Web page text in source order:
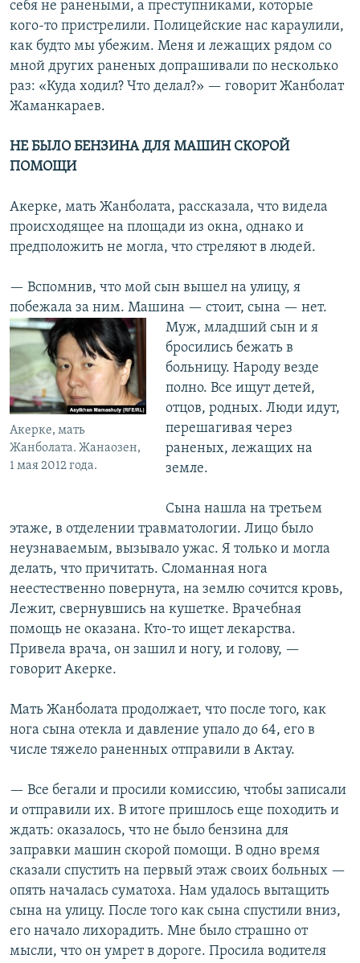
себя не ранеными, а преступниками, которые
кого-то пристрелили. Полицейские нас караулили,
как будто мы убежим. Меня и лежащих рядом со
мной других раненых допрашивали по несколько
раз: «Куда ходил? Что делал?» — говорит Жанболат
Жаманкараев.
НЕ БЫЛО БЕНЗИНА ДЛЯ МАШИН СКОРОЙ
ПОМОЩИ
Акерке, мать Жанболата, рассказала, что видела
происходящее на площади из окна, однако и
предположить не могла, что стреляют в людей.
— Вспомнив, что мой сын вышел на улицу, я
побежала за ним. Машина — стоит,
Акерке, мать
Жанболата. Жанаозен,
1 мая 2012 года.
сына — нет.
Муж, младший сын и я
бросились бежать в
больницу. Народу везде
полно. Все ищут детей,
отцов, родных. Люди идут,
перешагивая через
раненых, лежащих на
земле.
Сына нашла на третьем
этаже, в отделении травматологии. Лицо было
неузнаваемым, вызывало ужас. Я только и могла
делать, что причитать. Сломанная нога
неестественно повернута, на землю сочится кровь,
Лежит, свернувшись на кушетке. Врачебная
помощь не оказана. Кто-то ищет лекарства.
Привела врача, он зашил и ногу, и голову, —
говорит Акерке.
Мать Жанболата продолжает, что после того, как
нога сына отекла и давление упало до 64, его в
числе тяжело раненных отправили в Актау.
— Все бегали и просили комиссию, чтобы записали
и отправили их. В итоге пришлось еще походить и
ждать: оказалось, что не было бензина для
заправки машин скорой помощи. В одно время
сказали спустить на первый этаж своих больных —
опять началась суматоха. Нам удалось вытащить
сына на улицу. После того как сына спустили вниз,
его начало лихорадить. Мне было страшно от
мысли, что он умрет в дороге. Просила водителя